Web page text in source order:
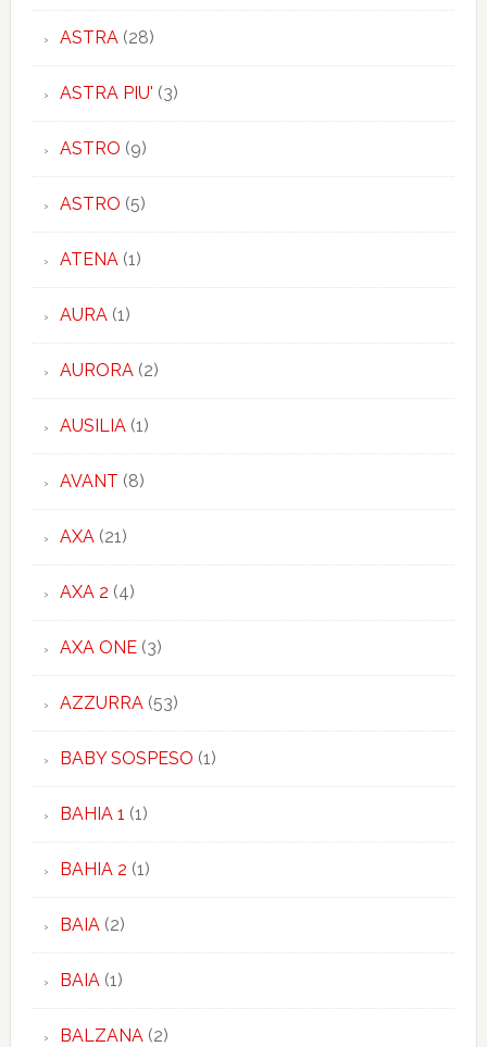
ASTRA(28)
ASTRA PIU' (3)
ASTRO (9)
ASTRO (5)
ATENA(1)
AURA(1)
AURORA(2)
AUSILIA(1)
AVANT (8)
AXA(21)
AXA 2 (4)
AXA ONE(3)
AZZURRA(53)
BABY SOSPESO (1)
BAHIA 1 (1)
BAHIA 2 (1)
BAIA(2)
BAIA(1)
BALZANA(2)